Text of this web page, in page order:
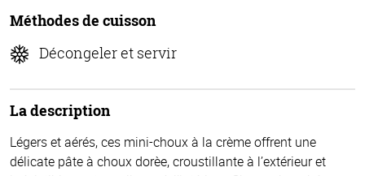
Méthodes de cuisson
Décongeler et servir
La description
Légers et aérés, ces mini-choux à la crème offrent une
délicate pâte à choux dorèe, croustillante à l’extérieur et